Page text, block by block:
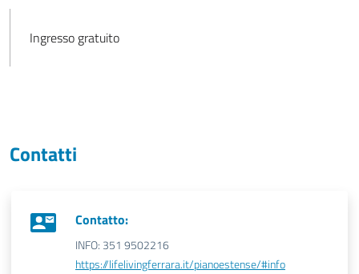
Ingresso gratuito
Contatti
Contatto:
INFO: 351 9502216
https://lifelivingferrara.it/pianoestense/#info